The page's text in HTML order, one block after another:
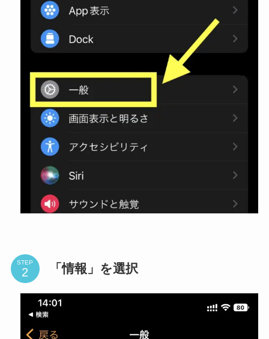
STEP 「情報」を選択